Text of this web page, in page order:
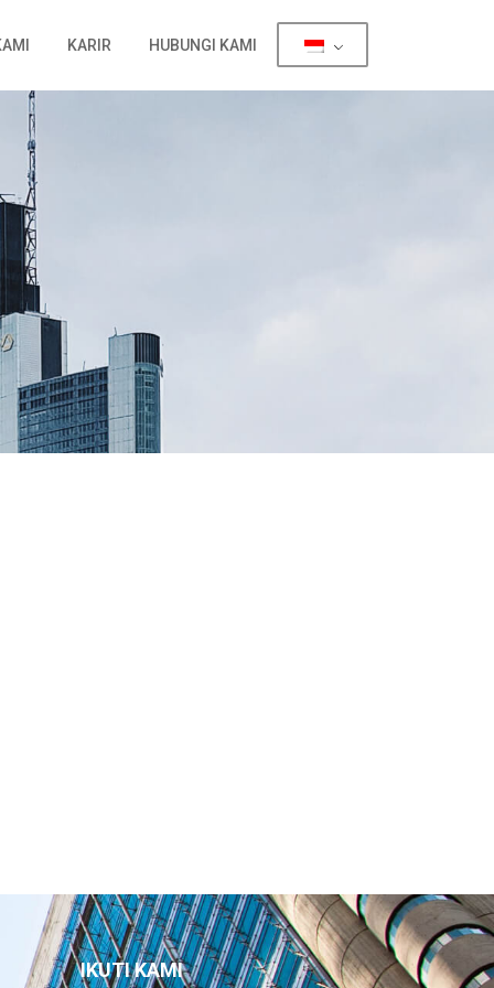
KARIR HUBUNGI KAMI
IKUTI KAMI